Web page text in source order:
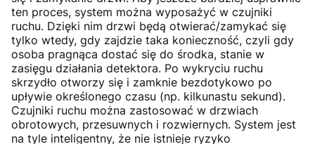
ten proces, system można wyposażyć w czujniki
ruchu. Dzięki nim drzwi będą otwierać/zamykać się
tylko wtedy, gdy zajdzie taka konieczność, czyli gdy
osoba pragnąca dostać się do środka, stanie w
zasięgu działania detektora. Po wykryciu ruchu
skrzydło otworzy się i zamknie bezdotykowo po
upływie określonego czasu (np. kilkunastu sekund).
Czujniki ruchu można zastosować w drzwiach
obrotowych, przesuwnych i rozwiernych. System jest
na tyle inteligentny, że nie istnieje ryzyko